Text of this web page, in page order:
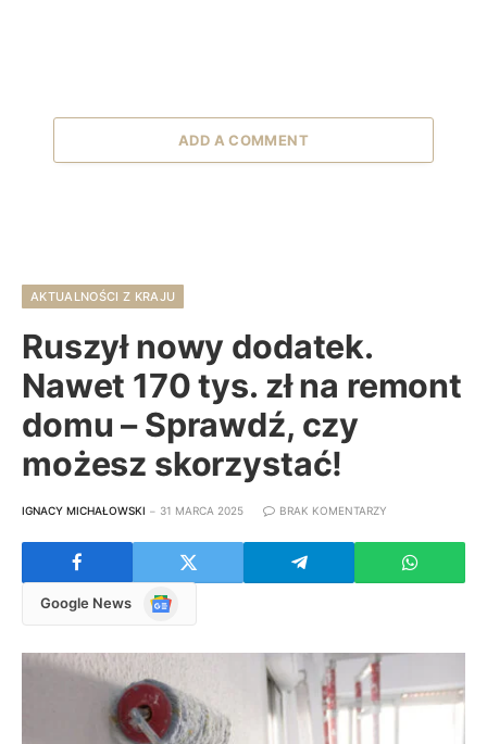
ADD A COMMENT
AKTUALNOŚCI Z KRAJU
Ruszył nowy dodatek.
Nawet 170 tys. zł na remont
domu – Sprawdź, czy
możesz skorzystać!
IGNACY MICHAŁOWSKI 31 MARCA 2025 BRAK KOMENTARZY
Google News
Google